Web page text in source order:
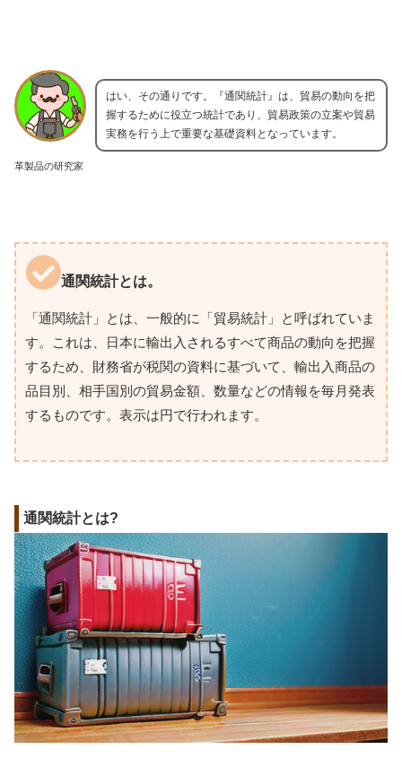
革製品の研究家
はい、その通りです。『通関統計』は、貿易の動向を把
握するために役立つ統計であり、貿易政策の立案や貿易
実務を行う上で重要な基礎資料となっています。
通関統計とは。
「通関統計」とは、一般的に「貿易統計」と呼ばれていま
す。これは、日本に輸出入されるすべて商品の動向を把握
するため、財務省が税関の資料に基づいて、輸出入商品の
品目別、相手国別の貿易金額、数量などの情報を毎月発表
するものです。表示は円で行われます。
通関統計とは?